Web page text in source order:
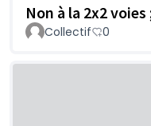
Non à la 2x2
Collectif 0